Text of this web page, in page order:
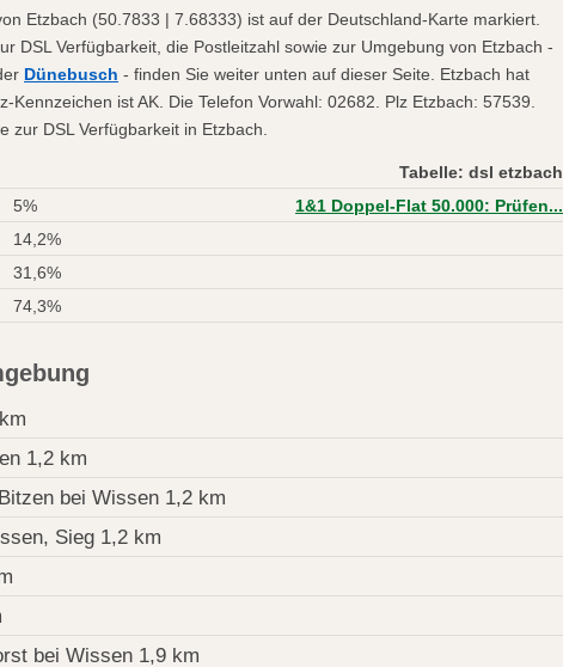
Etzbach (50.7833 | 7.68333) ist auf der Deutschland-Karte markiert.
DSL Verfügbarkeit, die Postleitzahl sowie zur Umgebung von Etzbach -
Dünebusch - finden Sie weiter unten auf dieser Seite. Etzbach hat
Kennzeichen ist AK. Die Telefon Vorwahl: 02682. Plz Etzbach: 57539.
zur DSL Verfügbarkeit in Etzbach.
Tabelle: dsl etzbach
5%
1&1 Doppel-Flat 50.000: Prüfen...
14,2%
31,6%
74,3%
1,2 km
Bitzen bei Wissen 1,2 km
Sieg 1,2 km
bei Wissen 1,9 km